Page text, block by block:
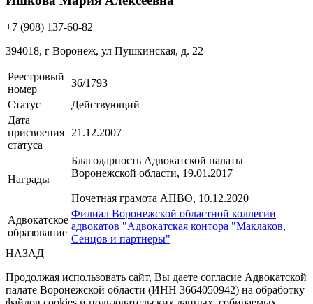
+7 (908) 137-60-82
394018, г Воронеж, ул Пушкинская, д. 22
Реестровый
номер
36/1793
Статус
Действующий
Дата
присвоения
статуса
21.12.2007
Награды
Благодарность Адвокатской палаты
Воронежской области, 19.01.2017
Почетная грамота АПВО, 10.12.2020
Адвокатское
образование
Филиал Воронежской областной коллегии
адвокатов "Адвокатская контора "Маклаков,
Сенцов и партнеры"
НАЗАД
Продолжая использовать сайт, Вы даете согласие Адвокатской
палате Воронежской области (ИНН 3664050942) на обработку